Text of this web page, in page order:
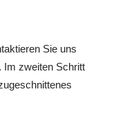
Sie uns
Im zweiten Schritt